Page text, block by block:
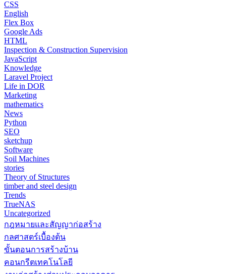
CSS
English
Flex Box
Google Ads
HTML
Inspection & Construction Supervision
JavaScript
Knowledge
Laravel Project
Life in DOR
Marketing
mathematics
News
Python
SEO
sketchup
Software
Soil Machines
stories
Theory of Structures
timber and steel design
Trends
TrueNAS
Uncategorized
กฎหมายและสัญญาก่อสร้าง
กลศาสตร์เบื้องต้น
ขั้นตอนการสร้างบ้าน
คอนกรีตเทคโนโลยี